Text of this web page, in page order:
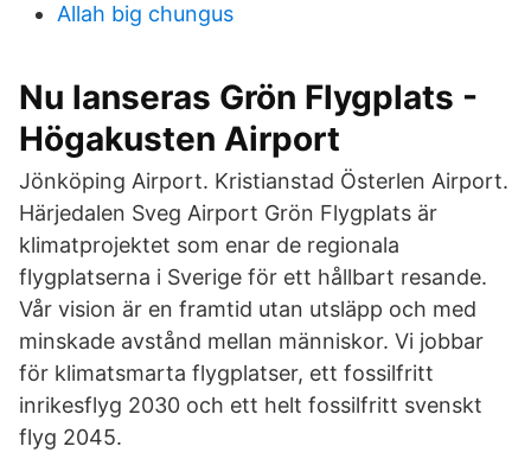
Allah big chungus
Nu lanseras Grön Flygplats -
Högakusten Airport
Jönköping Airport. Kristianstad Österlen Airport.
Härjedalen Sveg Airport Grön Flygplats är
klimatprojektet som enar de regionala
flygplatserna i Sverige för ett hållbart resande.
Vår vision är en framtid utan utsläpp och med
minskade avstånd mellan människor. Vi jobbar
för klimatsmarta flygplatser, ett fossilfritt
inrikesflyg 2030 och ett helt fossilfritt svenskt
flyg 2045.